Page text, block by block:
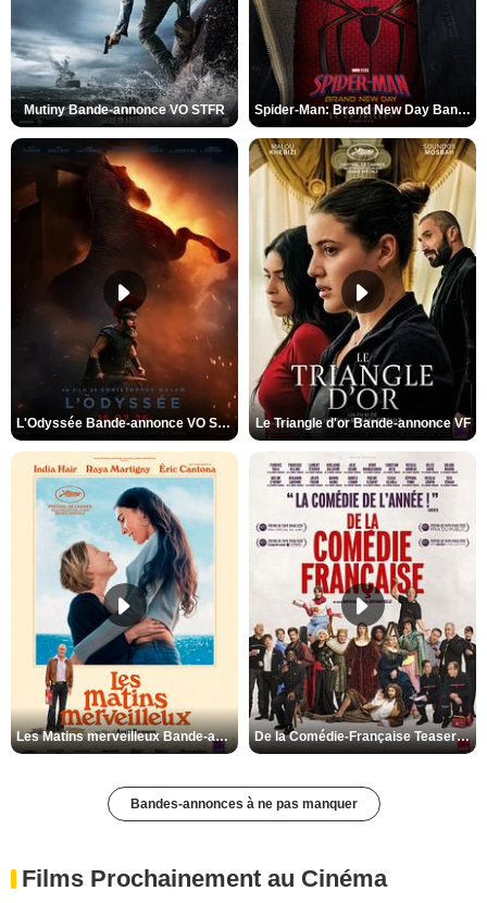
Mutiny Bande-annonce VO STFR Spider-Man: Brand New Day Bande-annonce VO STFR
L'Odyssée Bande-annonce VO STFR Le Triangle d'or Bande-annonce VF
Les Matins merveilleux Bande-annonce VF De la Comédie-Française Teaser VF
Bandes-annonces à ne pas manquer
Films Prochainement au Cinéma